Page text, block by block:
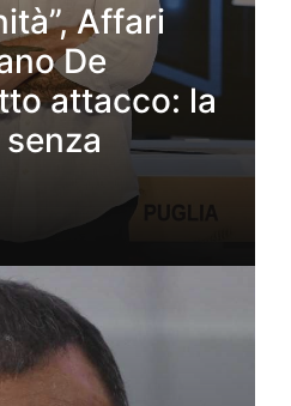
Affari
De
attacco: la